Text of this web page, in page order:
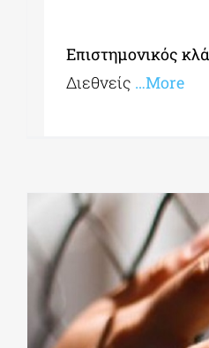
Επιστημονικός
Διεθνείς …More